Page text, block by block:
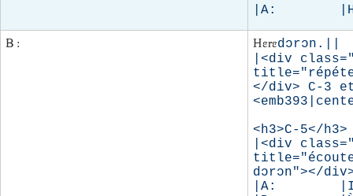
|A:
B : Hɛrɛdɔrɔn.||
|<div
</div> C-3
<h3>C-5</h3>
|<div
dɔrɔn"></
|A: